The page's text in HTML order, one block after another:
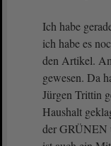
Ich habe
ich habe es
den Artikel.
gewesen. Da
Jürgen Trittin
Haushalt
der GRÜNEN